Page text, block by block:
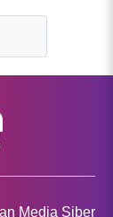
Media Siber